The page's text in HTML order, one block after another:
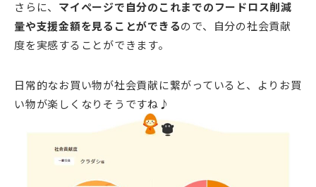
さらに、 マイページで自分のこれまでのフードロス削減
量や支援金額を見ることができるので、自分の社会貢献
度を実感することができます。
日常的なお買い物が社会貢献に繋がっていると、よりお買
い物が楽しくなりそうですね♪